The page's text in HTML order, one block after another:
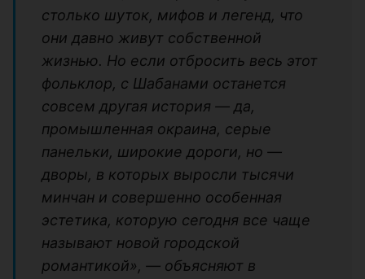
столько шуток, мифов и легенд, что
они давно живут собственной
жизнью. Но если отбросить весь этот
фольклор, с Шабанами останется
совсем другая история — да,
промышленная окраина, серые
панельки, широкие дороги, но —
дворы, в которых выросли тысячи
минчан и совершенно особенная
эстетика, которую сегодня все чаще
называют новой городской
романтикой», — объясняют в